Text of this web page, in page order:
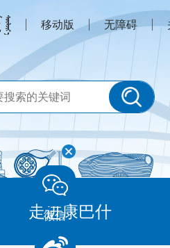
移动版 无障碍
走进康巴什
微信